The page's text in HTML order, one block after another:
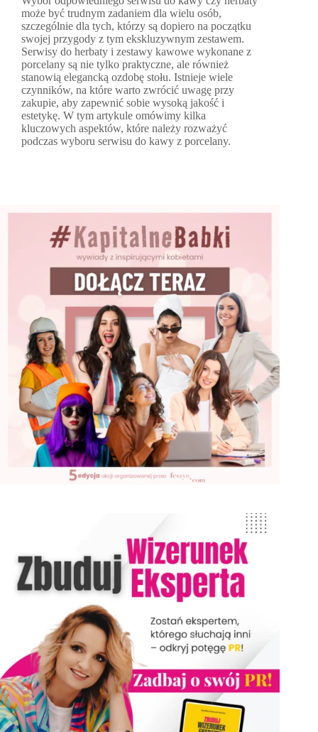
może być trudnym zadaniem dla wielu osób,
szczególnie dla tych, którzy są dopiero na początku
swojej przygody z tym ekskluzywnym zestawem.
Serwisy do herbaty i zestawy kawowe wykonane z
porcelany są nie tylko praktyczne, ale również
stanowią elegancką ozdobę stołu. Istnieje wiele
czynników, na które warto zwrócić uwagę przy
zakupie, aby zapewnić sobie wysoką jakość i
estetykę. W tym artykule omówimy kilka
kluczowych aspektów, które należy rozważyć
podczas wyboru serwisu do kawy z porcelany.